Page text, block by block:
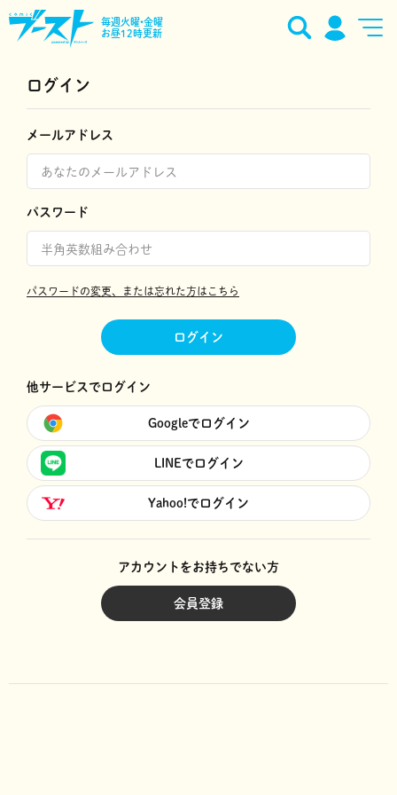
毎週火曜•金曜
お昼12時更新
ログイン
メールアドレス
パスワード
パスワードの変更、または忘れた方はこちら
ログイン
他サービスでログイン
Googleでログイン
LINEでログイン
Yahoo!でログイン
アカウントをお持ちでない方
会員登録